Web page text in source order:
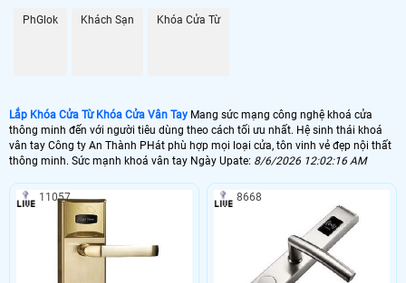
LOẠI KHÓA CỬA
💰 Lắp Khóa Cửa Sắt Cửa Cổng
6.200,000 VNĐ
🚪 Khóa Cửa Nhôm Cao Cấp
6.800,000 VNĐ
🔓 Lắp KHóa Cửa Cao Cấp Căn Hộ
1.900,000 VNĐ
PhGlok Khách Sạn Khóa Cửa Từ
Lắp Khóa Cửa Từ Khóa Cửa Vân Tay Mang sức mạng công nghệ khoá cửa
thông minh đến với người tiêu dùng theo cách tối ưu nhất. Hệ sinh thái khoá
vân tay Công ty An Thành PHát phù hợp mọi loại cửa, tôn vinh vẻ đẹp nội thất
thông minh. Sức mạnh khoá vân tay Ngày Upate: 8/6/2026 12:02:16 AM
11057 8668